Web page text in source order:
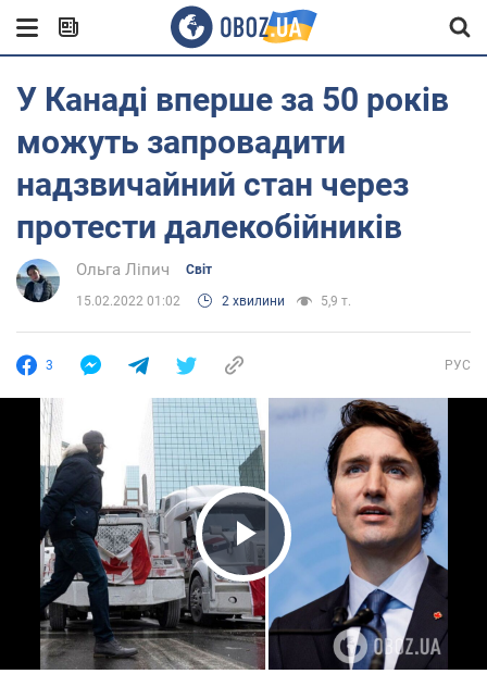
У Канаді вперше за 50 років
можуть запровадити
надзвичайний стан через
протести далекобійників
Ольга Ліпич Світ
15.02.2022 01:02 2 хвилини 5,9 т.
3 РУС
Play Video